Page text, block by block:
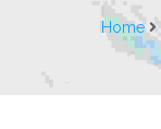
Home